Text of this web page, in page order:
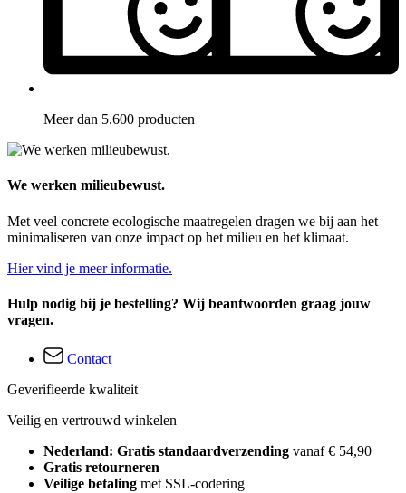
Meer dan 5.600 producten
We werken milieubewust.
Met veel concrete ecologische maatregelen dragen we bij aan het
minimaliseren van onze impact op het milieu en het klimaat.
Hier vind je meer informatie.
Hulp nodig bij je bestelling? Wij beantwoorden graag jouw
vragen.
Contact
Geverifieerde kwaliteit
Veilig en vertrouwd winkelen
Nederland: Gratis standaardverzending vanaf € 54,90
Gratis retourneren
Veilige betaling met SSL-codering